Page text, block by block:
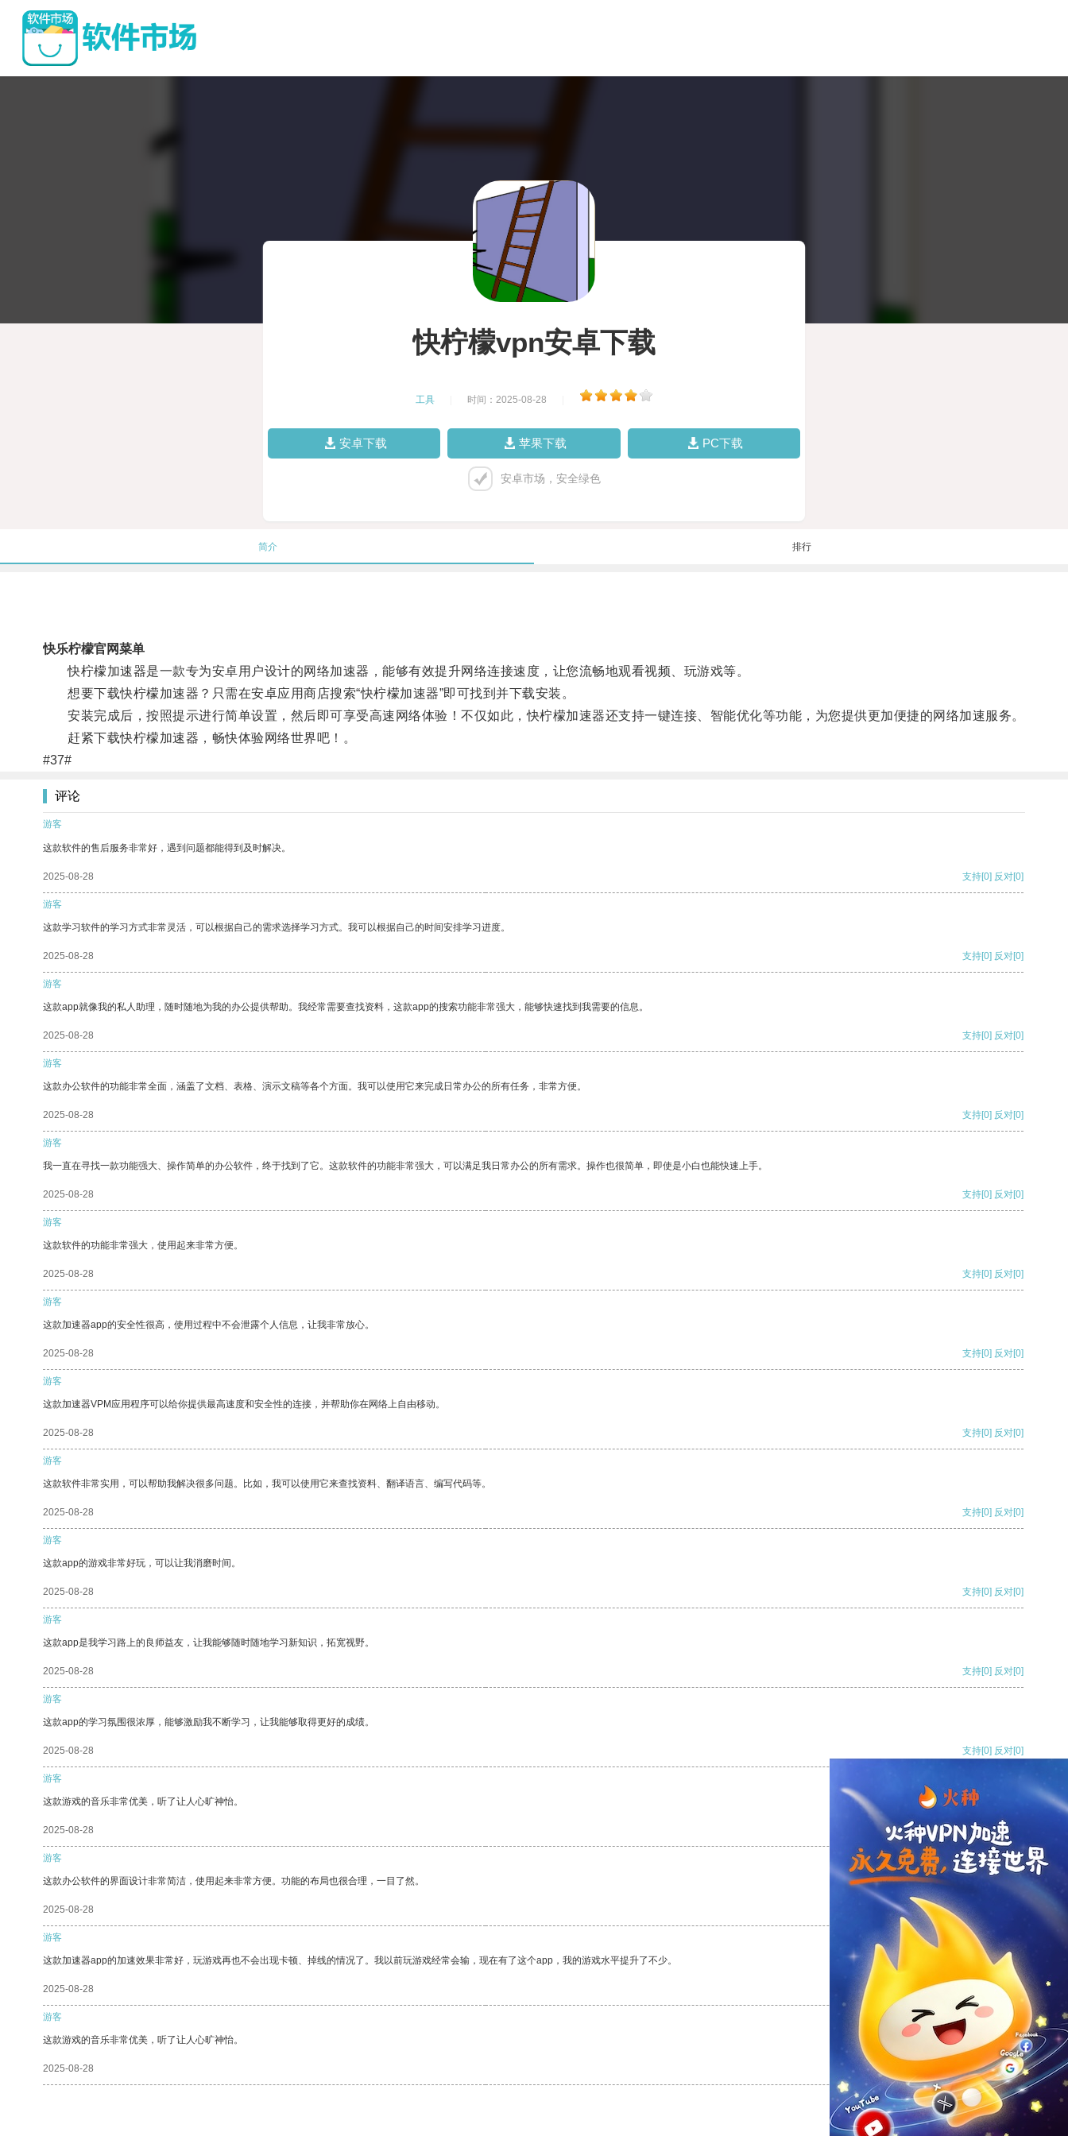
快柠檬vpn安卓下载
工具 时间：2025-08-28
安卓下载 苹果下载 PC下载
安卓市场，安全绿色
简介 排行
快乐柠檬官网菜单
快柠檬加速器是一款专为安卓用户设计的网络加速器，能够有效提升网络连接速度，让您流畅地观看视频、玩游戏等。
想要下载快柠檬加速器？只需在安卓应用商店搜索“快柠檬加速器”即可找到并下载安装。
安装完成后，按照提示进行简单设置，然后即可享受高速网络体验！不仅如此，快柠檬加速器还支持一键连接、智能优化等功能，为您提供更加便捷的网络加速服务。
赶紧下载快柠檬加速器，畅快体验网络世界吧！。
#37#
评论
游客
这款软件的售后服务非常好，遇到问题都能得到及时解决。
2025-08-28 支持[0] 反对[0]
游客
这款学习软件的学习方式非常灵活，可以根据自己的需求选择学习方式。我可以根据自己的时间安排学习进度。
2025-08-28 支持[0] 反对[0]
游客
这款app就像我的私人助理，随时随地为我的办公提供帮助。我经常需要查找资料，这款app的搜索功能非常强大，能够快速找到我需要的信息。
2025-08-28 支持[0] 反对[0]
游客
这款办公软件的功能非常全面，涵盖了文档、表格、演示文稿等各个方面。我可以使用它来完成日常办公的所有任务，非常方便。
2025-08-28 支持[0] 反对[0]
游客
我一直在寻找一款功能强大、操作简单的办公软件，终于找到了它。这款软件的功能非常强大，可以满足我日常办公的所有需求。操作也很简单，即使是小白也能快速上手。
2025-08-28 支持[0] 反对[0]
游客
这款软件的功能非常强大，使用起来非常方便。
2025-08-28 支持[0] 反对[0]
游客
这款加速器app的安全性很高，使用过程中不会泄露个人信息，让我非常放心。
2025-08-28 支持[0] 反对[0]
游客
这款加速器VPM应用程序可以给你提供最高速度和安全性的连接，并帮助你在网络上自由移动。
2025-08-28 支持[0] 反对[0]
游客
这款软件非常实用，可以帮助我解决很多问题。比如，我可以使用它来查找资料、翻译语言、编写代码等。
2025-08-28 支持[0] 反对[0]
游客
这款app的游戏非常好玩，可以让我消磨时间。
2025-08-28 支持[0] 反对[0]
游客
这款app是我学习路上的良师益友，让我能够随时随地学习新知识，拓宽视野。
2025-08-28 支持[0] 反对[0]
游客
这款app的学习氛围很浓厚，能够激励我不断学习，让我能够取得更好的成绩。
2025-08-28 支持[0] 反对[0]
游客
这款游戏的音乐非常优美，听了让人心旷神怡。
2025-08-28 支持[0] 反对
游客
这款办公软件的界面设计非常简洁，使用起来非常方便。功能的布局也很合理，一目了然。
2025-08-28 支持
游客
这款加速器app的加速效果非常好，玩游戏再也不会出现卡顿、掉线的情况了。我以前玩游戏经常会输，现在有了这个app，我的游戏水平提升了不少。
2025-08-28 反对 [0]
游客
这款游戏的音乐非常优美，听了让人心旷神怡。
2025-08-28 支持[0] 反对[0]